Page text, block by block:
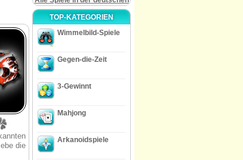
die
TOP-KATEGORIEN
Wimmelbild-Spiele
Gegen-die-Zeit
3-Gewinnt
Mahjong
Arkanoidspiele